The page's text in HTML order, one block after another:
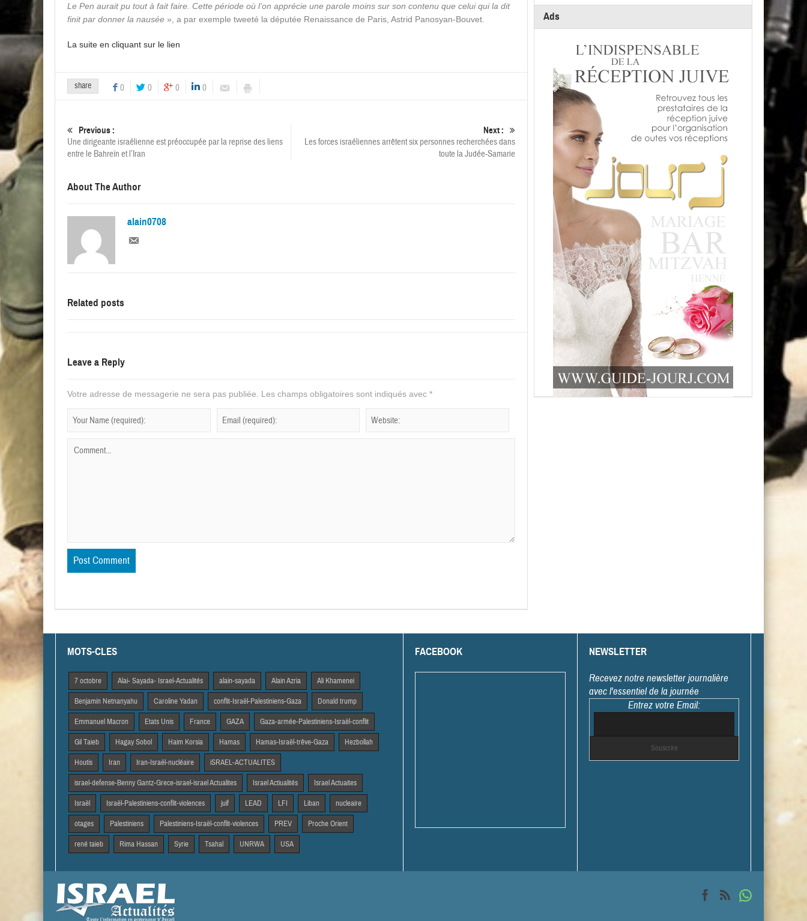
Le Pen aurait pu tout à fait faire. Cette période où l’on apprécie une parole moins sur son contenu que celui qui la dit
finit par donner la nausée », a par exemple tweeté la députée Renaissance de Paris, Astrid Panosyan-Bouvet.
La suite en cliquant sur le lien
share 0 0 0 0
Previous :
Une dirigeante israélienne est préoccupée par la reprise des liens
entre le Bahreïn et l’Iran
Next :
Les forces israéliennes arrêtent six personnes recherchées dans
toute la Judée-Samarie
About The Author
alain0708
Related posts
Leave a Reply
Votre adresse de messagerie ne sera pas publiée. Les champs obligatoires sont indiqués avec *
Ads
MOTS-CLES
7 octobre Alai- Sayada- Israel-Actualités alain-sayada Alain Azria Ali Khamenei
Benjamin Netnanyahu Caroline Yadan conflit-Israël-Palestiniens-Gaza Donald trump
Emmanuel Macron Etats Unis France GAZA Gaza-armée-Palestiniens-Israël-conflit
Gil Taieb Hagay Sobol Haim Korsia Hamas Hamas-Israël-trêve-Gaza Hezbollah
Houtis Iran Iran-Israël-nucléaire iSRAEL-ACTUALITES
israel-defense-Benny Gantz-Grece-israel-israel Actualites Israel Actiualités Israel Actuaites
Israël Israël-Palestiniens-conflit-violences juif LEAD LFI Liban nucleaire
otages Palestiniens Palestiniens-Israël-conflit-violences PREV Proche Orient
rené taieb Rima Hassan Syrie Tsahal UNRWA USA
FACEBOOK NEWSLETTER
Recevez notre newsletter journalière
avec l'essentiel de la journée
Entrez votre Email: